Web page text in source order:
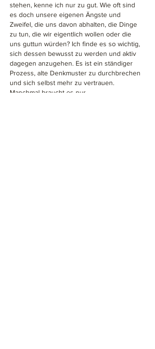
stehen, kenne ich nur zu gut. Wie oft sind
es doch unsere eigenen Ängste und
Zweifel, die uns davon abhalten, die Dinge
zu tun, die wir eigentlich wollen oder die
uns guttun würden? Ich finde es so wichtig,
sich dessen bewusst zu werden und aktiv
dagegen anzugehen. Es ist ein ständiger
Prozess, alte Denkmuster zu durchbrechen
und sich selbst mehr zu vertrauen.
Manchmal braucht es nur…